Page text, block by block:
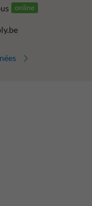
online